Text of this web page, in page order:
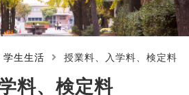
学生生活 授業料、入学料、検定料
料、検定料